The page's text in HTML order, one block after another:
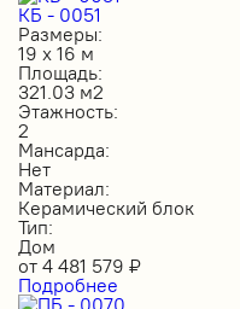
КБ - 0051
Размеры:
19 х 16 м
Площадь:
321.03 м2
Этажность:
2
Мансарда:
Нет
Материал:
Керамический блок
Тип:
Дом
от 4 481 579 ₽
Подробнее